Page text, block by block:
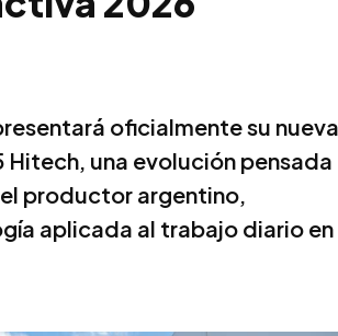
oficialmente su nueva
una evolución pensada
productor argentino,
aplicada al trabajo diario en